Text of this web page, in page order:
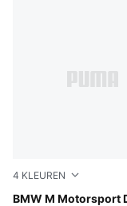
4 KLEUREN
BMW M Motorsport
PUMA Black-